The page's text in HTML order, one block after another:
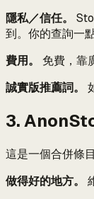
隱私／信任。
到。你的查詢一
費用。
免費，靠
誠實版推薦詞。
3.
這是一個合併條
做得好的地方。